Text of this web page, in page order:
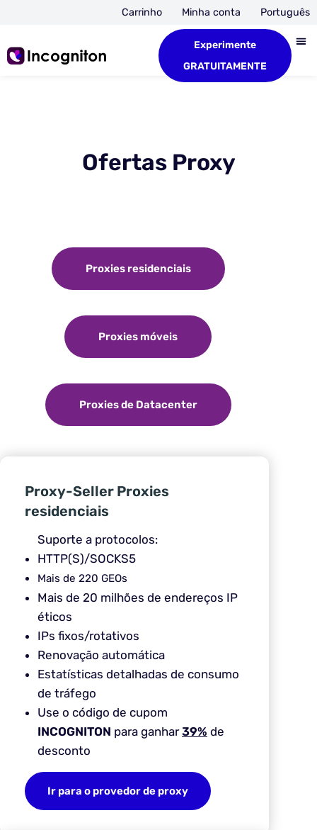
Carrinho Minha conta Português
Experimente
GRATUITAMENTE
Ofertas Proxy
Proxies residenciais
Proxies móveis
Proxies de Datacenter
Proxy-Seller Proxies
residenciais
Suporte a protocolos:
HTTP(S)/SOCKS5
Mais de 220 GEOs
Mais de 20 milhões de endereços IP
éticos
IPs fixos/rotativos
Renovação automática
Estatísticas detalhadas de consumo
de tráfego
Use o código de cupom
INCOGNITON para ganhar39% de
desconto
Ir para o provedor de proxy